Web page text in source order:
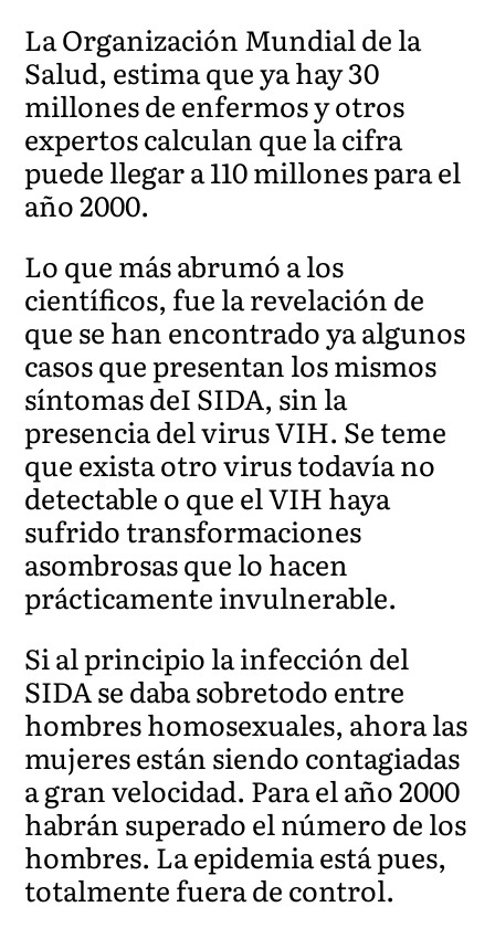
La Organización Mundial de la
Salud, estima que ya hay 30
millones de enfermos y otros
expertos calculan que la cifra
puede llegar a 110 millones para el
año 2000.
Lo que más abrumó a los
científicos, fue la revelación de
que se han encontrado ya algunos
casos que presentan los mismos
síntomas deI SIDA, sin la
presencia del virus VIH. Se teme
que exista otro virus todavía no
detectable o que el VIH haya
sufrido transformaciones
asombrosas que lo hacen
prácticamente invulnerable.
Si al principio la infección del
SIDA se daba sobretodo entre
hombres homosexuales, ahora las
mujeres están siendo contagiadas
a gran velocidad. Para el año 2000
habrán superado el número de los
hombres. La epidemia está pues,
totalmente fuera de control.